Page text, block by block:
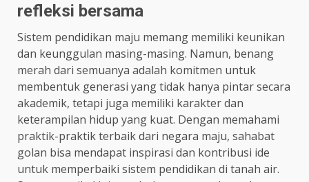
refleksi bersama
Sistem pendidikan maju memang memiliki keunikan
dan keunggulan masing-masing. Namun, benang
merah dari semuanya adalah komitmen untuk
membentuk generasi yang tidak hanya pintar secara
akademik, tetapi juga memiliki karakter dan
keterampilan hidup yang kuat. Dengan memahami
praktik-praktik terbaik dari negara maju, sahabat
golan bisa mendapat inspirasi dan kontribusi ide
untuk memperbaiki sistem pendidikan di tanah air.